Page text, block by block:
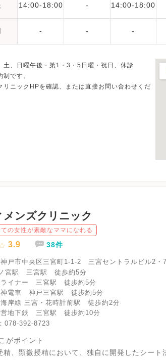
14:00-18:00 - 14:00-18:00
- - -
土、日曜午後・第1・3・5日曜・祝日、休診
です。
ニックHPを確認、または直接お問い合わせくだ
メンズクリニック
ての女性が素敵なママになれる
3.9 38件
戸市中央区三宮町1-1-2 三宮セントラルビル2・
宮駅 三宮駅 徒歩約5分
ライナー 三宮駅 徒歩約5分
神電車 神戸三宮駅 徒歩約5分
岸線 三宮・花時計前駅 徒歩約2分
営地下鉄 三宮駅 徒歩約10分
078-392-8723
がポイント
精、顕微授精において、独自に開発したシート